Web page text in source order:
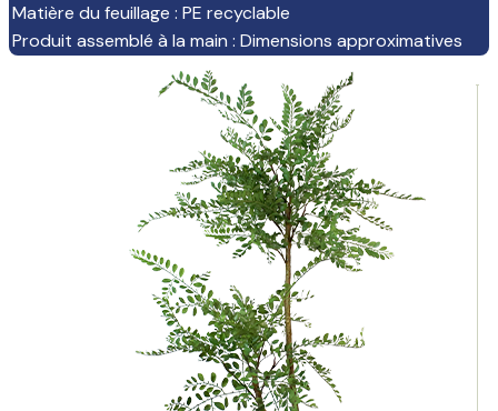
Matière du feuillage : PE recyclable
Produit assemblé à la main : Dimensions approximatives